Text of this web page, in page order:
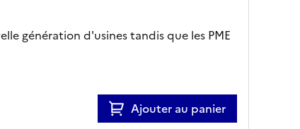
génération d'usines tandis que les PME
Ajouter au panier